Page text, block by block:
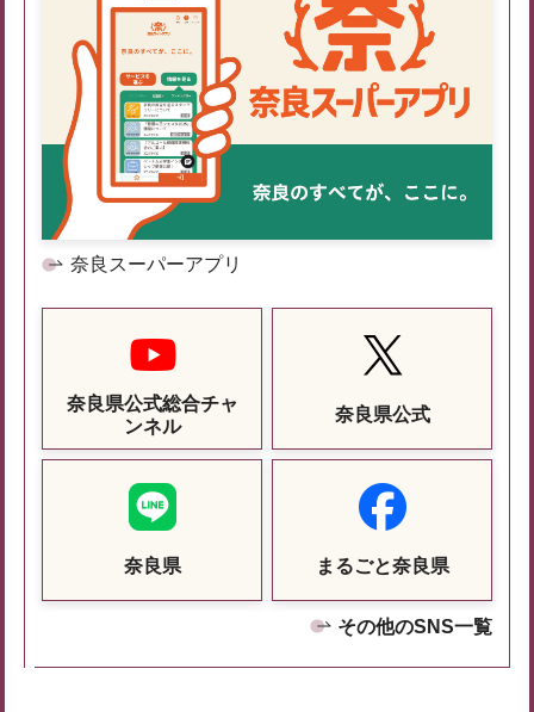
奈良スーパーアプリ
奈良県公式総合チャ
ンネル
奈良県公式
奈良県 まるごと奈良県
その他のSNS一覧